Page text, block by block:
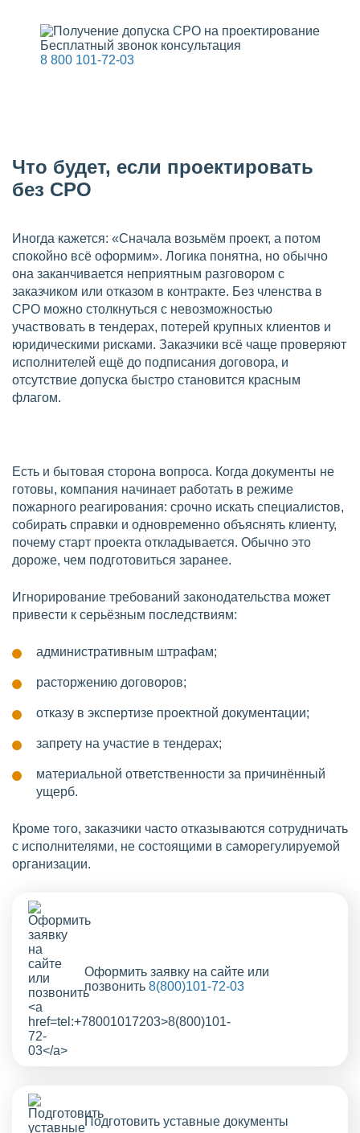
Бесплатный звонок консультация
8 800 101-72-03
Что будет, если проектировать
без СРО
Иногда кажется: «Сначала возьмём проект, а потом
спокойно всё оформим». Логика понятна, но обычно
она заканчивается неприятным разговором с
заказчиком или отказом в контракте. Без членства в
СРО можно столкнуться с невозможностью
участвовать в тендерах, потерей крупных клиентов и
юридическими рисками. Заказчики всё чаще проверяют
исполнителей ещё до подписания договора, и
отсутствие допуска быстро становится красным
флагом.
Есть и бытовая сторона вопроса. Когда документы не
готовы, компания начинает работать в режиме
пожарного реагирования: срочно искать специалистов,
собирать справки и одновременно объяснять клиенту,
почему старт проекта откладывается. Обычно это
дороже, чем подготовиться заранее.
Игнорирование требований законодательства может
привести к серьёзным последствиям:
административным штрафам;
расторжению договоров;
отказу в экспертизе проектной документации;
запрету на участие в тендерах;
материальной ответственности за причинённый
ущерб.
Кроме того, заказчики часто отказываются сотрудничать
с исполнителями, не состоящими в саморегулируемой
организации.
Оформить заявку на сайте или
позвонить 8(800)101-72-03
Подготовить уставные документы